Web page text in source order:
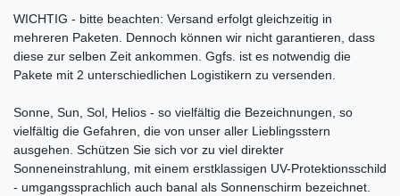
WICHTIG - bitte beachten: Versand erfolgt gleichzeitig in
mehreren Paketen. Dennoch können wir nicht garantieren, dass
diese zur selben Zeit ankommen. Ggfs. ist es notwendig die
Pakete mit 2 unterschiedlichen Logistikern zu versenden.
Sonne, Sun, Sol, Helios - so vielfältig die Bezeichnungen, so
vielfältig die Gefahren, die von unser aller Lieblingsstern
ausgehen. Schützen Sie sich vor zu viel direkter
Sonneneinstrahlung, mit einem erstklassigen UV-Protektionsschild
- umgangssprachlich auch banal als Sonnenschirm bezeichnet.